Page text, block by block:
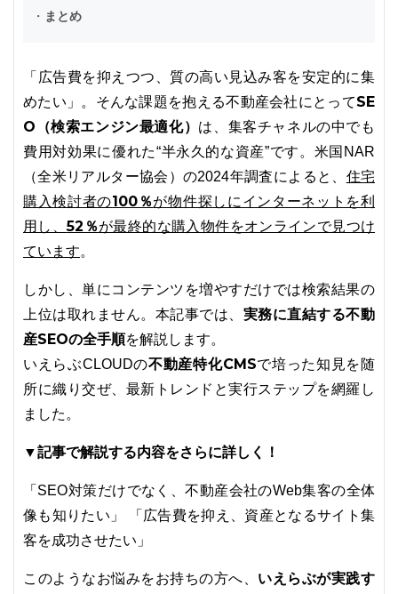
・ まとめ
「広告費を抑えつつ、質の高い見込み客を安定的に集
めたい」。そんな課題を抱える不動産会社にとってSE
O（検索エンジン最適化） は、集客チャネルの中でも
費用対効果に優れた“半永久的な資産”です。米国NAR
（全米リアルター協会）の2024年調査によると、 住宅
購入検討者の100％が物件探しにインターネットを利
用し、52％が最終的な購入物件をオンラインで見つけ
ています。
しかし、単にコンテンツを増やすだけでは検索結果の
上位は取れません。本記事では、 実務に直結する不動
産SEOの全手順を解説します。
いえらぶCLOUDの不動産特化CMSで培った知見を随
所に織り交ぜ、最新トレンドと実行ステップを網羅し
ました。
▼記事で解説する内容をさらに詳しく！
「SEO対策だけでなく、不動産会社のWeb集客の全体
像も知りたい」 「広告費を抑え、資産となるサイト集
客を成功させたい」
このようなお悩みをお持ちの方へ、 いえらぶが実践す